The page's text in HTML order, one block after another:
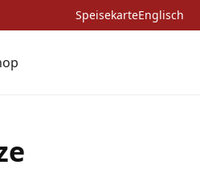
SpeisekarteEnglisch